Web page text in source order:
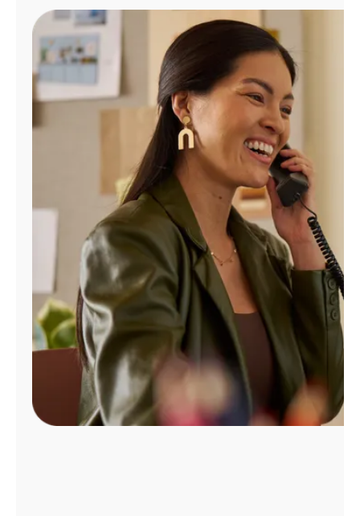
Administrar
cuenta
Encuentra
tienda